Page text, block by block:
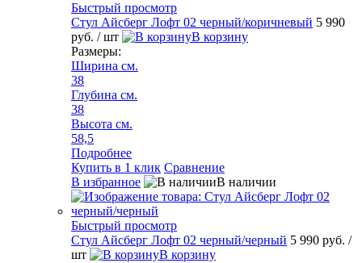
Быстрый просмотр
Стул Айсберг Лофт 02 черный/коричневый 5 990
руб. / шт
В корзину
Размеры:
Ширина см.
38
Глубина см.
38
Высота см.
58,5
Подробнее
Купить в 1 клик Сравнение
В избранное
В наличии
Быстрый просмотр
Стул Айсберг Лофт 02 черный/черный 5 990 руб. /
шт
В корзину